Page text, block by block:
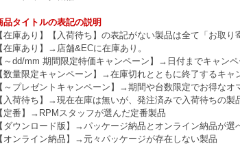
品タイトルの表記の説明
在庫あり】【入荷待ち】の表記がない製品は全て「お取り
在庫あり】→店舗&ECに在庫あり。
～dd/mm 期間限定特価キャンペーン】→日付までキャンペ
数量限定キャンペーン】→在庫切れとともに終了するキャ
～プレゼントキャンペーン】→期間や台数限定でお得なオ
入荷待ち】→現在在庫は無いが、発注済みで入荷待ちの製
定番】→RPMスタッフが選んだ定番製品
ダウンロード版】→パッケージ納品とオンライン納品が選
オンライン納品】→元々パッケージが存在しない製品